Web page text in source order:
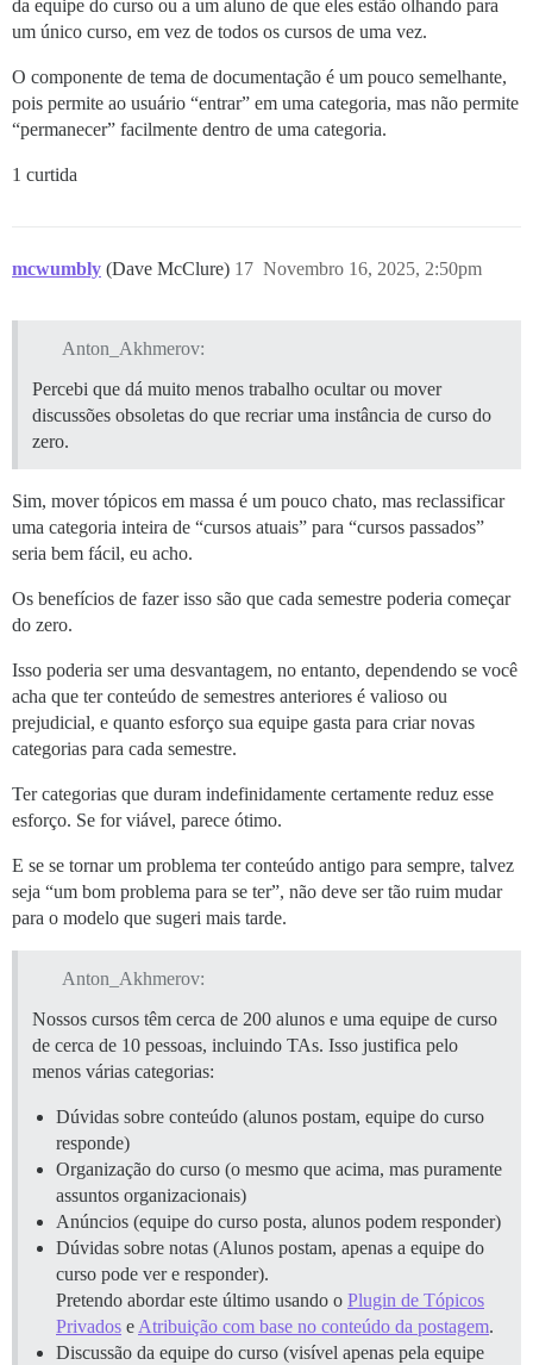
da equipe do curso ou a um aluno de que eles estão olhando para
um único curso, em vez de todos os cursos de uma vez.
O componente de tema de documentação é um pouco semelhante,
pois permite ao usuário “entrar” em uma categoria, mas não permite
“permanecer” facilmente dentro de uma categoria.
1 curtida
mcwumbly (Dave McClure) Novembro 16, 2025, 2:50pm
17
Anton_Akhmerov:
Percebi que dá muito menos trabalho ocultar ou mover
discussões obsoletas do que recriar uma instância de curso do
zero.
Sim, mover tópicos em massa é um pouco chato, mas reclassificar
uma categoria inteira de “cursos atuais” para “cursos passados”
seria bem fácil, eu acho.
Os benefícios de fazer isso são que cada semestre poderia começar
do zero.
Isso poderia ser uma desvantagem, no entanto, dependendo se você
acha que ter conteúdo de semestres anteriores é valioso ou
prejudicial, e quanto esforço sua equipe gasta para criar novas
categorias para cada semestre.
Ter categorias que duram indefinidamente certamente reduz esse
esforço. Se for viável, parece ótimo.
E se se tornar um problema ter conteúdo antigo para sempre, talvez
seja “um bom problema para se ter”, não deve ser tão ruim mudar
para o modelo que sugeri mais tarde.
Anton_Akhmerov:
Nossos cursos têm cerca de 200 alunos e uma equipe de curso
de cerca de 10 pessoas, incluindo TAs. Isso justifica pelo
menos várias categorias:
Dúvidas sobre conteúdo (alunos postam, equipe do curso
responde)
Organização do curso (o mesmo que acima, mas puramente
assuntos organizacionais)
Anúncios (equipe do curso posta, alunos podem responder)
Dúvidas sobre notas (Alunos postam, apenas a equipe do
curso pode ver e responder).
Pretendo abordar este último usando o Plugin de Tópicos
Privados e Atribuição com base no conteúdo da postagem.
Discussão da equipe do curso (visível apenas pela equipe